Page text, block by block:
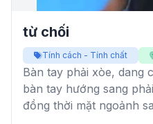
từ chối
Tính cách - Tính chất
Bàn tay phải xòe, dang
bàn tay hướng sang
đồng thời mặt ngoảnh